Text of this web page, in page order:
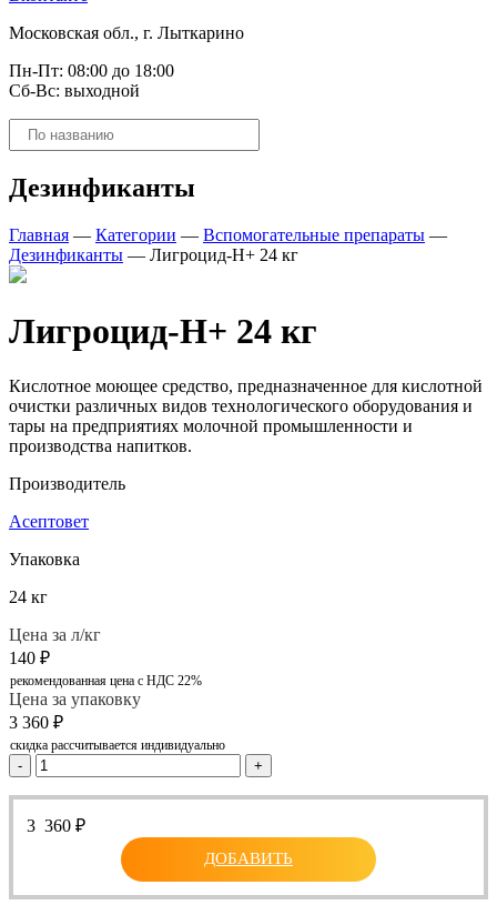
Московская обл., г. Лыткарино
Пн-Пт: 08:00 до 18:00
Сб-Вс: выходной
Поиск
товаров
Дезинфиканты
Главная — Категории — Вспомогательные препараты —
Дезинфиканты — Лигроцид-Н+ 24 кг
Лигроцид-Н+ 24 кг
Кислотное моющее средство, предназначенное для кислотной
очистки различных видов технологического оборудования и
тары на предприятиях молочной промышленности и
производства напитков.
Производитель
Асептовет
Упаковка
24 кг
Цена за л/кг
140 ₽
рекомендованная цена с НДС 22%
Цена за упаковку
3 360 ₽
скидка рассчитывается индивидуально
- +
3 360 ₽
ДОБАВИТЬ